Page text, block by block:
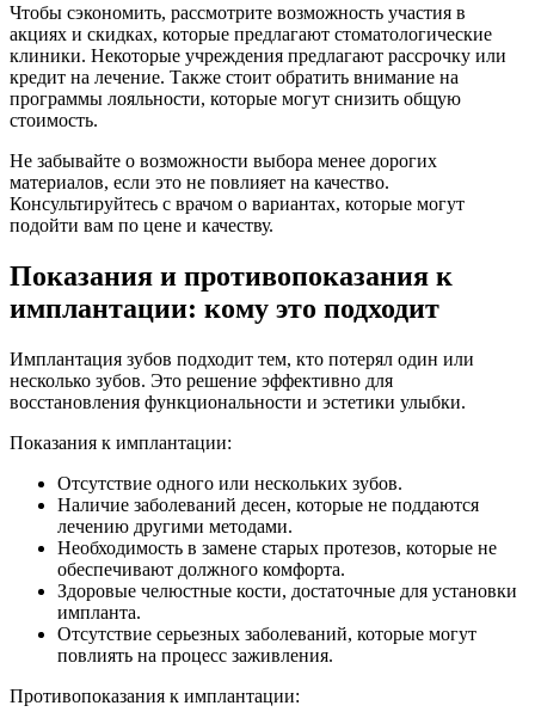
Чтобы сэкономить, рассмотрите возможность участия в
акциях и скидках, которые предлагают стоматологические
клиники. Некоторые учреждения предлагают рассрочку или
кредит на лечение. Также стоит обратить внимание на
программы лояльности, которые могут снизить общую
стоимость.
Не забывайте о возможности выбора менее дорогих
материалов, если это не повлияет на качество.
Консультируйтесь с врачом о вариантах, которые могут
подойти вам по цене и качеству.
Показания и противопоказания к
имплантации: кому это подходит
Имплантация зубов подходит тем, кто потерял один или
несколько зубов. Это решение эффективно для
восстановления функциональности и эстетики улыбки.
Показания к имплантации:
Отсутствие одного или нескольких зубов.
Наличие заболеваний десен, которые не поддаются
лечению другими методами.
Необходимость в замене старых протезов, которые не
обеспечивают должного комфорта.
Здоровые челюстные кости, достаточные для установки
импланта.
Отсутствие серьезных заболеваний, которые могут
повлиять на процесс заживления.
Противопоказания к имплантации: